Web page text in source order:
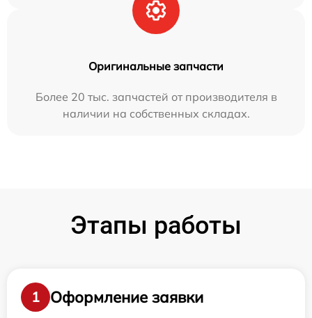
Оригинальные запчасти
Более 20 тыс. запчастей от производителя в
наличии на собственных складах.
Этапы работы
1
Оформление заявки